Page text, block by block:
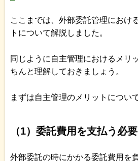
ここまでは、外部委託管理におけ
トについて解説しました。
同じように自主管理におけるメリ
ちんと理解しておきましょう。
まずは自主管理のメリットについ
（1）委託費用を支払う必
外部委託の時にかかる委託費用を